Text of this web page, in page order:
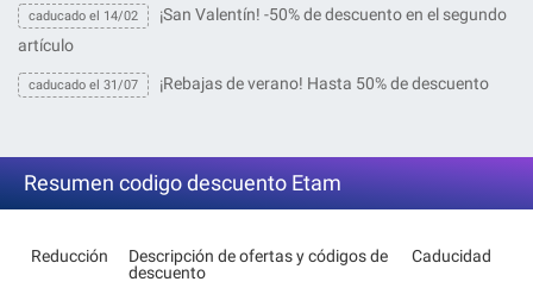
caducado el 14/02
¡San Valentín! -50% de descuento en el segundo
artículo
caducado el 31/07 ¡Rebajas de verano! Hasta 50% de descuento
Resumen codigo descuento Etam
Reducción
Descripción de ofertas y códigos de
descuento
Caducidad